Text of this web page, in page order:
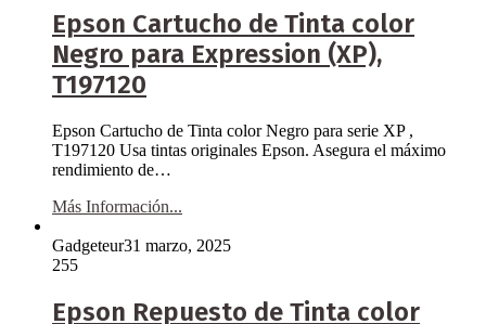
Epson Cartucho de Tinta color
Negro para Expression (XP),
T197120
Epson Cartucho de Tinta color Negro para serie XP ,
T197120 Usa tintas originales Epson. Asegura el máximo
rendimiento de…
Más Información...
Gadgeteur31 marzo, 2025
255
Epson Repuesto de Tinta color